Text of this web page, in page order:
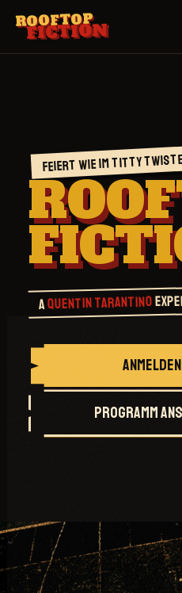
ROOFTOP
FICTION
FEIERT WIE IM TITTY
AQUENTIN TARANTINO
ANMELDEN
PROGRAMM